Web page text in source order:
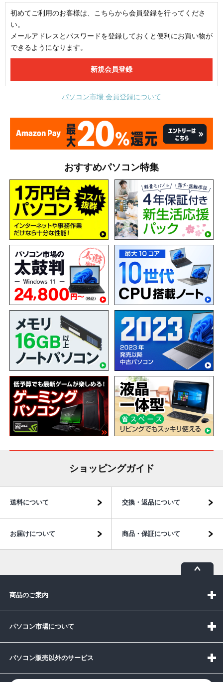
初めてご利用のお客様は、こちらから会員登録を行ってくださ
い。
メールアドレスとパスワードを登録しておくと便利にお買い物が
できるようになります。
パソコン市場 会員登録について
おすすめパソコン特集
ショッピングガイド
送料について 交換・返品について
お届けについて 商品・保証について
商品のご案内
パソコン市場について
パソコン販売以外のサービス